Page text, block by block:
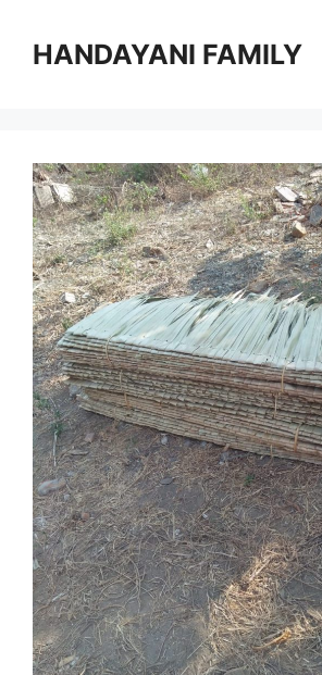
HANDAYANI FAMILY